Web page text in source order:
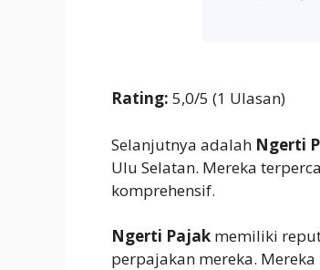
Rating: 5,0/5 (1 Ulasan)
Selanjutnya adalah Ngerti
Ulu Selatan. Mereka
komprehensif.
Ngerti Pajak memiliki
perpajakan mereka.